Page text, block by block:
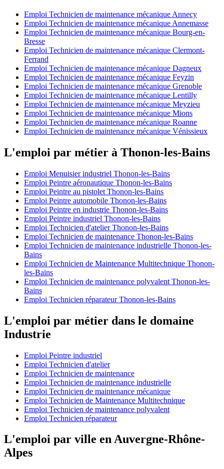
Emploi Technicien de maintenance mécanique Annecy
Emploi Technicien de maintenance mécanique Annemasse
Emploi Technicien de maintenance mécanique Bourg-en-
Bresse
Emploi Technicien de maintenance mécanique Clermont-
Ferrand
Emploi Technicien de maintenance mécanique Dagneux
Emploi Technicien de maintenance mécanique Feyzin
Emploi Technicien de maintenance mécanique Grenoble
Emploi Technicien de maintenance mécanique Lentilly
Emploi Technicien de maintenance mécanique Meyzieu
Emploi Technicien de maintenance mécanique Mions
Emploi Technicien de maintenance mécanique Roanne
Emploi Technicien de maintenance mécanique Vénissieux
L'emploi par métier à Thonon-les-Bains
Emploi Menuisier industriel Thonon-les-Bains
Emploi Peintre aéronautique Thonon-les-Bains
Emploi Peintre au pistolet Thonon-les-Bains
Emploi Peintre automobile Thonon-les-Bains
Emploi Peintre en industrie Thonon-les-Bains
Emploi Peintre industriel Thonon-les-Bains
Emploi Technicien d'atelier Thonon-les-Bains
Emploi Technicien de maintenance Thonon-les-Bains
Emploi Technicien de maintenance industrielle Thonon-les-
Bains
Emploi Technicien de Maintenance Multitechnique Thonon-
les-Bains
Emploi Technicien de maintenance polyvalent Thonon-les-
Bains
Emploi Technicien réparateur Thonon-les-Bains
L'emploi par métier dans le domaine
Industrie
Emploi Peintre industriel
Emploi Technicien d'atelier
Emploi Technicien de maintenance
Emploi Technicien de maintenance industrielle
Emploi Technicien de maintenance mécanique
Emploi Technicien de Maintenance Multitechnique
Emploi Technicien de maintenance polyvalent
Emploi Technicien réparateur
L'emploi par ville en Auvergne-Rhône-
Alpes